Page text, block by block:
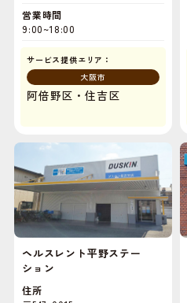
営業時間
9:00~18:00
サービス提供エリア：
大阪市
阿倍野区・住吉区
ヘルスレント平野ステー
ション
住所